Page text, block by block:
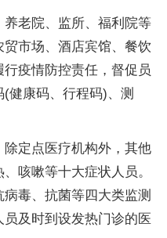
老院、监所、福利院等
市场、酒店宾馆、餐饮
疫情防控责任，督促员
健康码、行程码)、测
定点医疗机构外，其他
咳嗽等十大症状人员。
毒、抗菌等四大类监测
及时到设发热门诊的医